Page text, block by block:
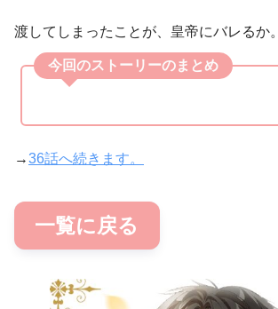
渡してしまったことが、皇帝にバレるか。
今回のストーリーのまとめ
→36話へ続きます。
一覧に戻る